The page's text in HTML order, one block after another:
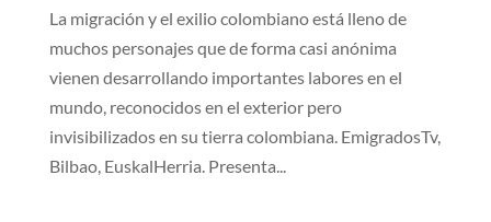
La migración y el exilio colombiano está lleno de
muchos personajes que de forma casi anónima
vienen desarrollando importantes labores en el
mundo, reconocidos en el exterior pero
invisibilizados en su tierra colombiana. EmigradosTv,
Bilbao, EuskalHerria. Presenta...